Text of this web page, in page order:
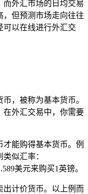
而外汇市场的日均交易
但预测市场走向往往
可以在线进行外汇交
，被称为基本货币。
在外汇交易中，你需要
能购得基本货币。例
似汇率：
美元来购买1英镑。
出计价货币。以上例而